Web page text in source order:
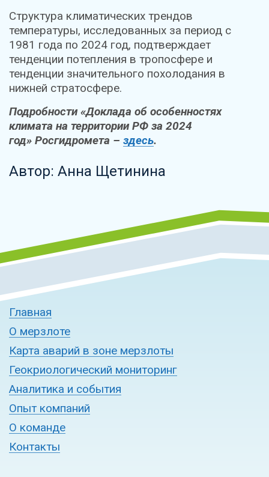
Структура климатических трендов
температуры, исследованных за период с
1981 года по 2024 год, подтверждает
тенденции потепления в тропосфере и
тенденции значительного похолодания в
нижней стратосфере.
Подробности «Доклада об особенностях
климата на территории РФ за 2024
год» Росгидромета – здесь.
Автор: Анна Щетинина
Главная
О мерзлоте
Карта аварий в зоне мерзлоты
Геокриологический мониторинг
Аналитика и события
Опыт компаний
О команде
Контакты